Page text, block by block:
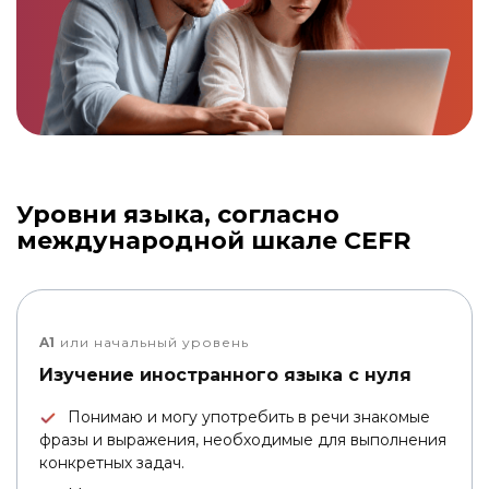
Уровни языка, согласно
международной шкале CEFR
A1 или начальный уровень
Изучение иностранного языка с нуля
Понимаю и могу употребить в речи знакомые
фразы и выражения, необходимые для выполнения
конкретных задач.